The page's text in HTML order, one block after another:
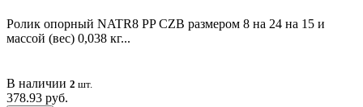
Ролик опорный NATR8 PP CZB размером 8 на 24 на 15 и
массой (вес) 0,038 кг...
В наличии 2 шт.
378.93 руб.